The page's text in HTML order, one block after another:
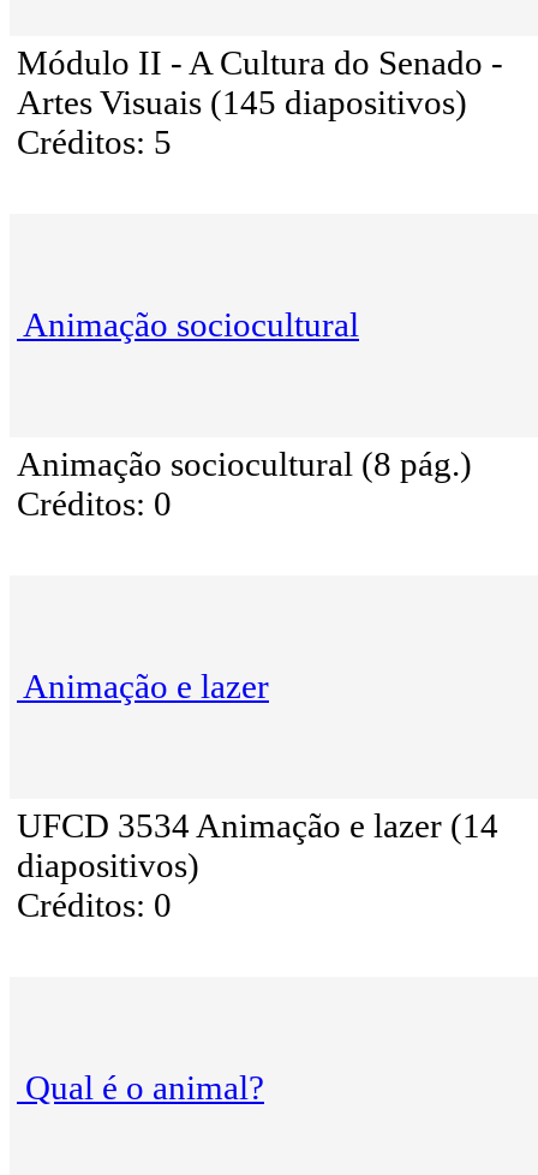
Módulo II - A Cultura do Senado -
Artes Visuais (145 diapositivos)
Créditos: 5
Animação sociocultural
Animação sociocultural (8 pág.)
Créditos: 0
Animação e lazer
UFCD 3534 Animação e lazer (14
diapositivos)
Créditos: 0
Qual é o animal?